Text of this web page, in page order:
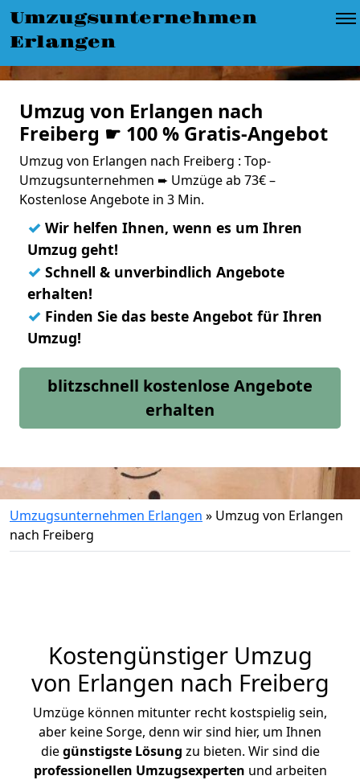
Umzugsunternehmen
Erlangen
Umzug von Erlangen nach
Freiberg ☛ 100 % Gratis-Angebot
Umzug von Erlangen nach Freiberg : Top-
Umzugsunternehmen ➨ Umzüge ab 73€ –
Kostenlose Angebote in 3 Min.
✓ Wir helfen Ihnen, wenn es um Ihren
Umzug geht!
✓ Schnell & unverbindlich Angebote
erhalten!
✓ Finden Sie das beste Angebot für Ihren
Umzug!
blitzschnell kostenlose Angebote
erhalten
Umzugsunternehmen Erlangen » Umzug von Erlangen
nach Freiberg
Kostengünstiger Umzug
von Erlangen nach Freiberg
Umzüge können mitunter recht kostspielig sein,
aber keine Sorge, denn wir sind hier, um Ihnen
diegünstigste Lösung zu bieten. Wir sind die
professionellen Umzugsexperten und arbeiten